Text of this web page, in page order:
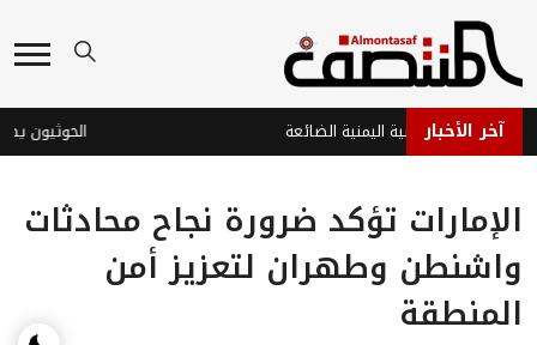
آخر الأخبار
والدبلوماسية اليمنية الضائعة الحوثيون
الإمارات تؤكد ضرورة نجاح محادثات
واشنطن وطهران لتعزيز أمن
المنطقة